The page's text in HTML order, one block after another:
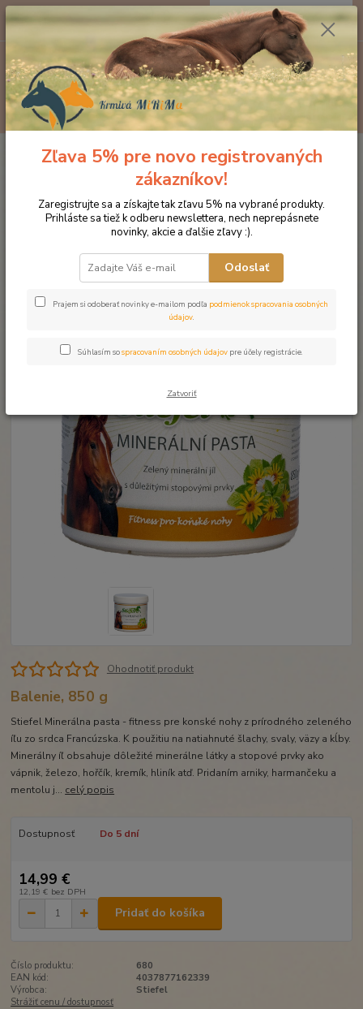
Menu
0ks
za0 €
Kozmetika pre kone Starostlivosť o pohyb. aparát
Minerálna
Minerálna pasta
Ohodnotiť produkt
Balenie, 850 g
Stiefel Minerálna pasta - fitness pre konské nohy z prírodného zeleného
íľu zo srdca Francúzska. K použitiu na natiahnuté šlachy, svaly, väzy a kĺby.
Minerálny íľ obsahuje dôležité minerálne látky a stopové prvky ako
vápnik, železo, hořčík, kremík, hliník atď. Pridaním arniky, harmančeku a
mentolu j... celý popis
Dostupnosť Do 5 dní
14,99 €
12,19 € bez DPH
Pridať do košíka
Číslo produktu:
680
EAN kód:
4037877162339
Výrobca:
Stiefel
Strážiť cenu / dostupnosť
Zľava 5% pre novo registrovaných
zákazníkov!
Zaregistrujte sa a získajte tak zľavu 5% na vybrané produkty.
Prihláste sa tiež k odberu newslettera, nech neprepásnete
novinky, akcie a ďalšie zľavy :).
Odoslať
Prajem si odoberať novinky e-mailom podľa podmienok spracovania osobných
údajov.
Súhlasím sospracovaním osobných údajov pre účely registrácie.
Zatvoriť